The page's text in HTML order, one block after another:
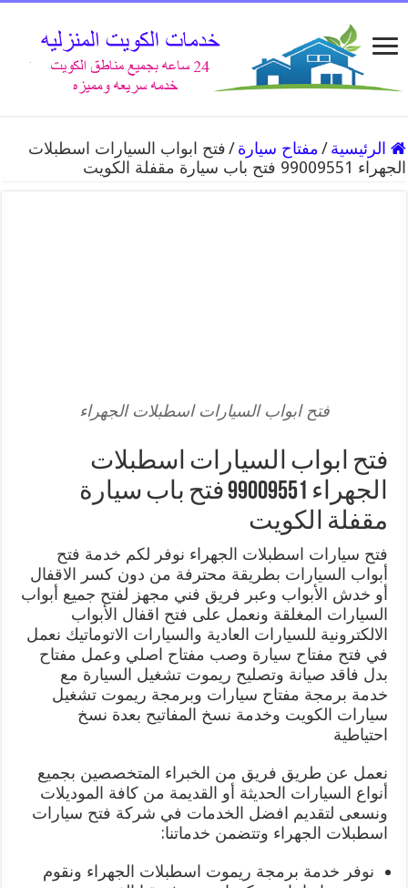
الرئيسية /مفتاح سيارة /فتح ابواب السيارات اسطبلات
الجهراء 99009551 فتح باب سيارة مقفلة الكويت
فتح ابواب السيارات اسطبلات الجهراء
فتح ابواب السيارات اسطبلات
الجهراء 99009551 فتح باب سيارة
مقفلة الكويت
فتح سيارات اسطبلات الجهراء نوفر لكم خدمة فتح
أبواب السيارات بطريقة محترفة من دون كسر الاقفال
أو خدش الأبواب وعبر فريق فني مجهز لفتح جميع أبواب
السيارات المغلقة ونعمل على فتح اقفال الأبواب
الالكترونية للسيارات العادية والسيارات الاتوماتيك نعمل
في فتح مفتاح سيارة وصب مفتاح اصلي وعمل مفتاح
بدل فاقد صيانة وتصليح ريموت تشغيل السيارة مع
خدمة برمجة مفتاح سيارات وبرمجة ريموت تشغيل
سيارات الكويت وخدمة نسخ المفاتيح بعدة نسخ
احتياطية
نعمل عن طريق فريق من الخبراء المتخصصين بجميع
أنواع السيارات الحديثة أو القديمة من كافة الموديلات
ونسعى لتقديم افضل الخدمات في شركة فتح سيارات
اسطبلات الجهراء وتتضمن خدماتنا:
نوفر خدمة برمجة ريموت اسطبلات الجهراء ونقوم